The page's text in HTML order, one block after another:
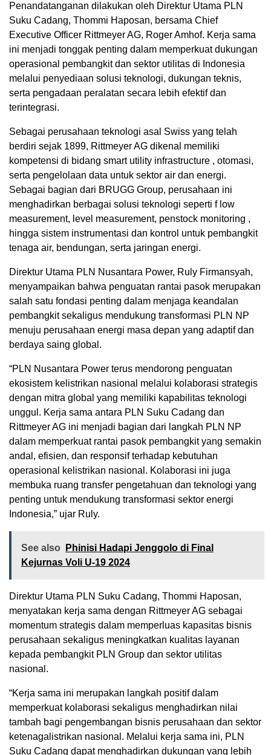
Penandatanganan dilakukan oleh Direktur Utama PLN
Suku Cadang, Thommi Haposan, bersama Chief
Executive Officer Rittmeyer AG, Roger Amhof. Kerja sama
ini menjadi tonggak penting dalam memperkuat dukungan
operasional pembangkit dan sektor utilitas di Indonesia
melalui penyediaan solusi teknologi, dukungan teknis,
serta pengadaan peralatan secara lebih efektif dan
terintegrasi.
Sebagai perusahaan teknologi asal Swiss yang telah
berdiri sejak 1899, Rittmeyer AG dikenal memiliki
kompetensi di bidang smart utility infrastructure , otomasi,
serta pengelolaan data untuk sektor air dan energi.
Sebagai bagian dari BRUGG Group, perusahaan ini
menghadirkan berbagai solusi teknologi seperti f low
measurement, level measurement, penstock monitoring ,
hingga sistem instrumentasi dan kontrol untuk pembangkit
tenaga air, bendungan, serta jaringan energi.
Direktur Utama PLN Nusantara Power, Ruly Firmansyah,
menyampaikan bahwa penguatan rantai pasok merupakan
salah satu fondasi penting dalam menjaga keandalan
pembangkit sekaligus mendukung transformasi PLN NP
menuju perusahaan energi masa depan yang adaptif dan
berdaya saing global.
“PLN Nusantara Power terus mendorong penguatan
ekosistem kelistrikan nasional melalui kolaborasi strategis
dengan mitra global yang memiliki kapabilitas teknologi
unggul. Kerja sama antara PLN Suku Cadang dan
Rittmeyer AG ini menjadi bagian dari langkah PLN NP
dalam memperkuat rantai pasok pembangkit yang semakin
andal, efisien, dan responsif terhadap kebutuhan
operasional kelistrikan nasional. Kolaborasi ini juga
membuka ruang transfer pengetahuan dan teknologi yang
penting untuk mendukung transformasi sektor energi
Indonesia,” ujar Ruly.
See also
Phinisi Hadapi Jenggolo di Final
Kejurnas Voli U-19 2024
Direktur Utama PLN Suku Cadang, Thommi Haposan,
menyatakan kerja sama dengan Rittmeyer AG sebagai
momentum strategis dalam memperluas kapasitas bisnis
perusahaan sekaligus meningkatkan kualitas layanan
kepada pembangkit PLN Group dan sektor utilitas
nasional.
“Kerja sama ini merupakan langkah positif dalam
memperkuat kolaborasi sekaligus menghadirkan nilai
tambah bagi pengembangan bisnis perusahaan dan sektor
ketenagalistrikan nasional. Melalui kerja sama ini, PLN
Suku Cadang dapat menghadirkan dukungan yang lebih